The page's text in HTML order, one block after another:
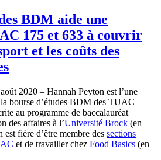
BDM aide une
175 et 633 à couvrir
et les coûts des
2020 – Hannah Peyton est l’une
bourse d’études BDM des TUAC
au programme de baccalauréat
des affaires à l’Université Brock (en
fière d’être membre des sections
et de travailler chez Food Basics (en